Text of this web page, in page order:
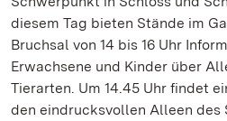
diesem Tag bieten Stände im
Bruchsal von 14 bis 16 Uhr
Erwachsene und Kinder über
Tierarten. Um 14.45 Uhr findet
den eindrucksvollen Alleen des